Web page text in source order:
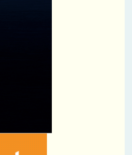
تامین مالی زنجیره تولید از 117 همت عبور کرد